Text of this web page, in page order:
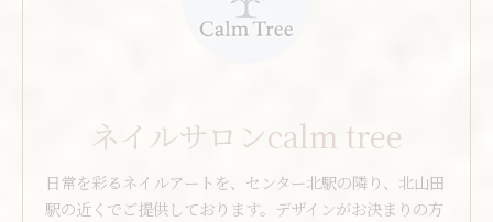
ネイルサロンcalm tree
日常を彩るネイルアートを、センター北駅の隣り、北山田
駅の近くでご提供しております。デザインがお決まりの方